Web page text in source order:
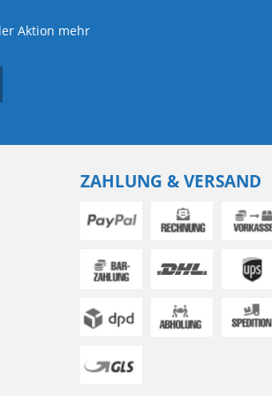
Aktion mehr
ZAHLUNG & VERSAND